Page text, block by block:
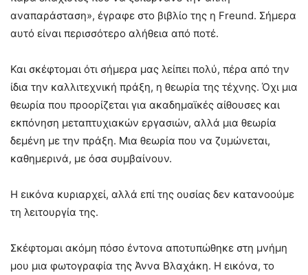
αναπαράσταση», έγραφε στο βιβλίο της η Freund. Σήμερα
αυτό είναι περισσότερο αλήθεια από ποτέ.
Και σκέφτομαι ότι σήμερα μας λείπει πολύ, πέρα από την
ίδια την καλλιτεχνική πράξη, η θεωρία της τέχνης. Όχι μια
θεωρία που προορίζεται για ακαδημαϊκές αίθουσες και
εκπόνηση μεταπτυχιακών εργασιών, αλλά μια θεωρία
δεμένη με την πράξη. Μια θεωρία που να ζυμώνεται,
καθημερινά, με όσα συμβαίνουν.
Η εικόνα κυριαρχεί, αλλά επί της ουσίας δεν κατανοούμε
τη λειτουργία της.
Σκέφτομαι ακόμη πόσο έντονα αποτυπώθηκε στη μνήμη
μου μια φωτογραφία της Άννα Βλαχάκη. Η εικόνα, το